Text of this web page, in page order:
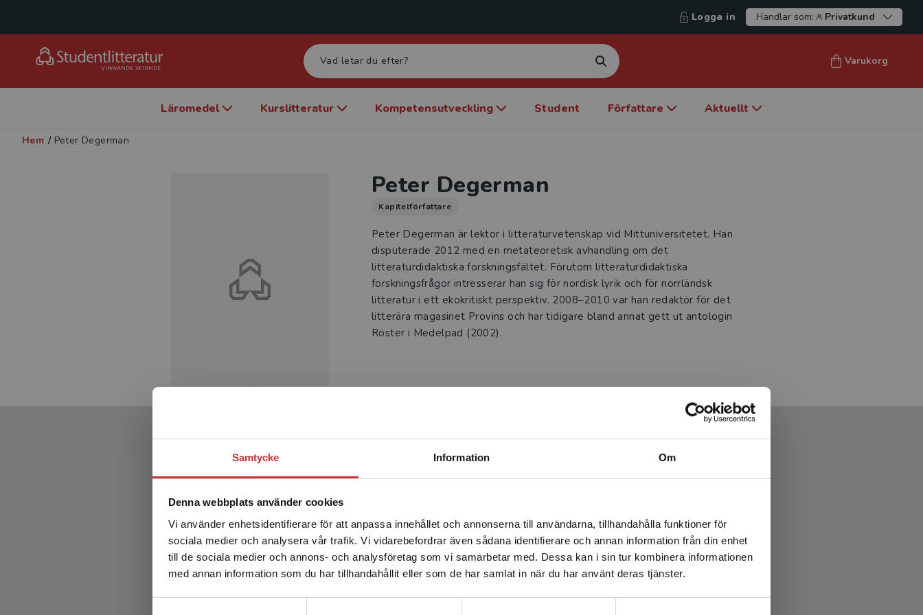
Samtycke Information Om
Denna webbplats använder cookies
Vi använder enhetsidentifierare för att anpassa innehållet och annonserna till användarna, tillhandahålla funktioner för
sociala medier och analysera vår trafik. Vi vidarebefordrar även sådana identifierare och annan information från din enhet
till de sociala medier och annons- och analysföretag som vi samarbetar med. Dessa kan i sin tur kombinera informationen
med annan information som du har tillhandahållit eller som de har samlat in när du har använt deras tjänster.
Begränsad fraktregion
Det verkar som att du besöker studentlitteratur.se via en
enhet utanför Sverige. Vi erbjuder inte leveranser utanför
Sverige. För att kunna slutföra ett köp måste
leveransadressen vara i Sverige.Läs mer
Logga in Handlar som: Privatkund
Varukorg
Läromedel Kurslitteratur Kompetensutveckling Student Författare Aktuellt
Hem / Peter Degerman
Peter Degerman
Kapitelförfattare
Peter Degerman är lektor i litteraturvetenskap vid Mittuniversitetet. Han
disputerade 2012 med en metateoretisk avhandling om det
litteraturdidaktiska forskningsfältet. Förutom litteraturdidaktiska
forskningsfrågor intresserar han sig för nordisk lyrik och för norrländsk
litteratur i ett ekokritiskt perspektiv. 2008–2010 var han redaktör för det
litterära magasinet Provins och har tidigare bland annat gett ut antologin
Röster i Medelpad (2002).
Produkter